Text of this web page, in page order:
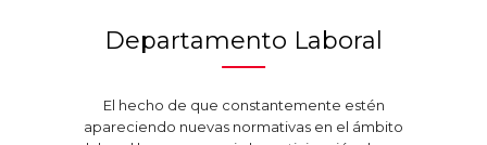
Departamento Laboral
El hecho de que constantemente estén
apareciendo nuevas normativas en el ámbito